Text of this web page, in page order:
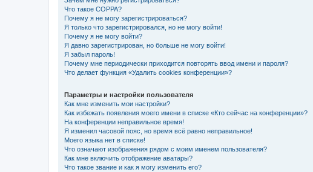
Что такое COPPA?
Почему я не могу зарегистрироваться?
Я только что зарегистрировался, но не могу войти!
Почему я не могу войти?
Я давно зарегистрирован, но больше не могу войти!
Я забыл пароль!
Почему мне периодически приходится повторять ввод имени и пароля?
Что делает функция «Удалить cookies конференции»?
Параметры и настройки пользователя
Как мне изменить мои настройки?
Как избежать появления моего имени в списке «Кто сейчас на конференции»?
На конференции неправильное время!
Я изменил часовой пояс, но время всё равно неправильное!
Моего языка нет в списке!
Что означают изображения рядом с моим именем пользователя?
Как мне включить отображение аватары?
Что такое звание и как я могу изменить его?